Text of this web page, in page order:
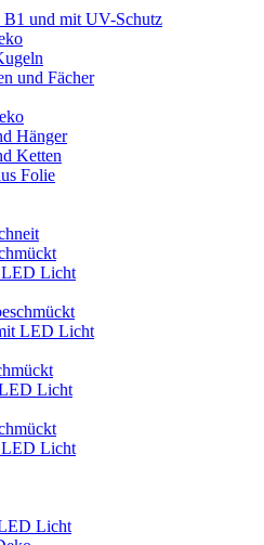
B1 und mit UV-Schutz
und Fächer
Hänger
Ketten
Folie
LED Licht
LED Licht
Licht
LED Licht
Licht